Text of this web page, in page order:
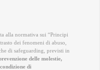
alla normativa sui “Principi
dei fenomeni di abuso,
di safeguarding, previsti in
delle molestie,
di